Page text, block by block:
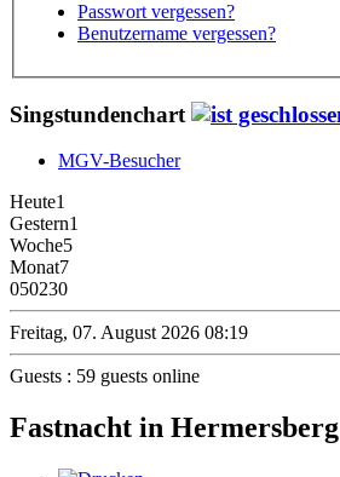
Passwort vergessen?
Benutzername vergessen?
Singstundenchart
MGV-Besucher
Heute1
Gestern1
Woche5
Monat7
050230
Freitag, 07. August 2026 08:19
Guests : 59 guests online
Fastnacht in Hermersberg